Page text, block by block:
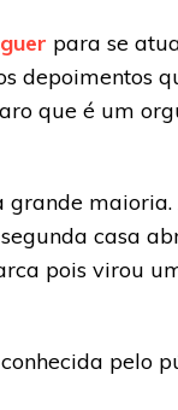
para se
depoimentos
que é um
maioria.
casa
pois virou
pelo